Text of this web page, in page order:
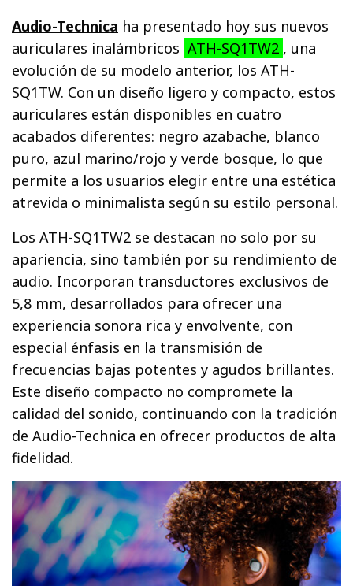
Audio-Technica ha presentado hoy sus nuevos
auriculares inalámbricos ATH-SQ1TW2 , una
evolución de su modelo anterior, los ATH-
SQ1TW. Con un diseño ligero y compacto, estos
auriculares están disponibles en cuatro
acabados diferentes: negro azabache, blanco
puro, azul marino/rojo y verde bosque, lo que
permite a los usuarios elegir entre una estética
atrevida o minimalista según su estilo personal.
Los ATH-SQ1TW2 se destacan no solo por su
apariencia, sino también por su rendimiento de
audio. Incorporan transductores exclusivos de
5,8 mm, desarrollados para ofrecer una
experiencia sonora rica y envolvente, con
especial énfasis en la transmisión de
frecuencias bajas potentes y agudos brillantes.
Este diseño compacto no compromete la
calidad del sonido, continuando con la tradición
de Audio-Technica en ofrecer productos de alta
fidelidad.